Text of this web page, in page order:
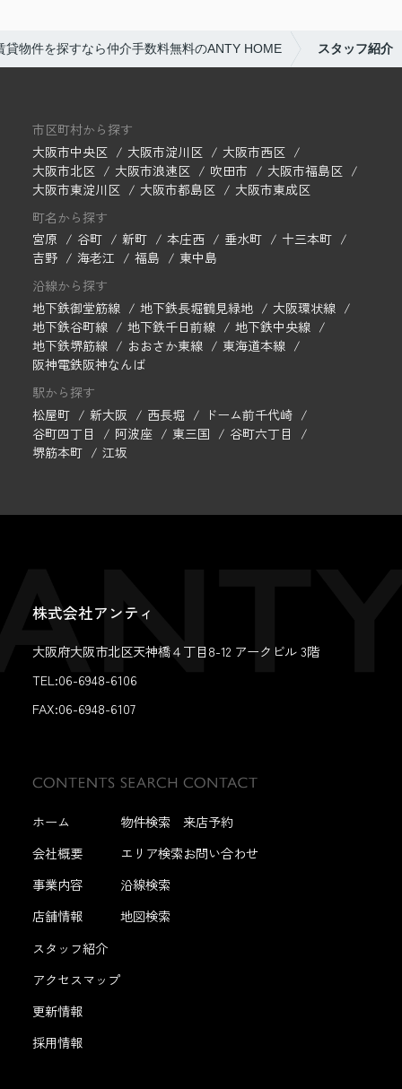
貸物件を探すなら仲介手数料無料のANTY HOME スタッフ紹介
市区町村から探す
大阪市中央区
大阪市淀川区
大阪市西区
大阪市北区
大阪市浪速区 吹田市
大阪市福島区
大阪市東淀川区
大阪市都島区
大阪市東成区
町名から探す
宮原
谷町 新町 本庄西 垂水町
十三本町
吉野
海老江 福島
東中島
沿線から探す
地下鉄御堂筋線
地下鉄長堀鶴見緑地
大阪環状線
地下鉄谷町線
地下鉄千日前線
地下鉄中央線
地下鉄堺筋線
おおさか東線
東海道本線
阪神電鉄阪神なんば
駅から探す
松屋町
新大阪 西長堀
ドーム前千代崎
谷町四丁目
阿波座 東三国
谷町六丁目
堺筋本町
江坂
株式会社アンティ
大阪府大阪市北区天神橋４丁目8-12 アークビル 3階
TEL:06-6948-6106
FAX:06-6948-6107
ホーム
会社概要
事業内容
店舗情報
スタッフ紹介
アクセスマップ
更新情報
採用情報
物件検索
エリア検索
沿線検索
地図検索
来店予約
お問い合わせ